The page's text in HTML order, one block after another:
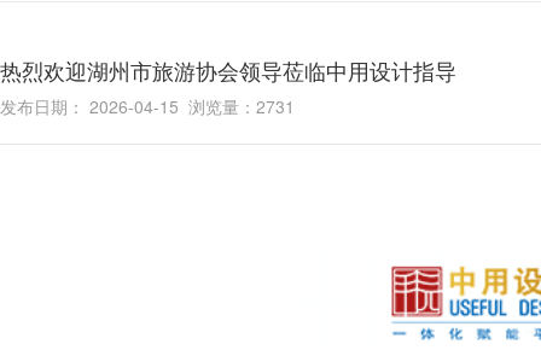
热烈欢迎湖州市旅游协会领导莅临中用设计指导
发布日期： 2026-04-15 浏览量：2731